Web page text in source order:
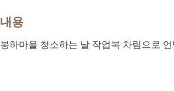
내용
봉하마을 청소하는 날 작업복 차림으로